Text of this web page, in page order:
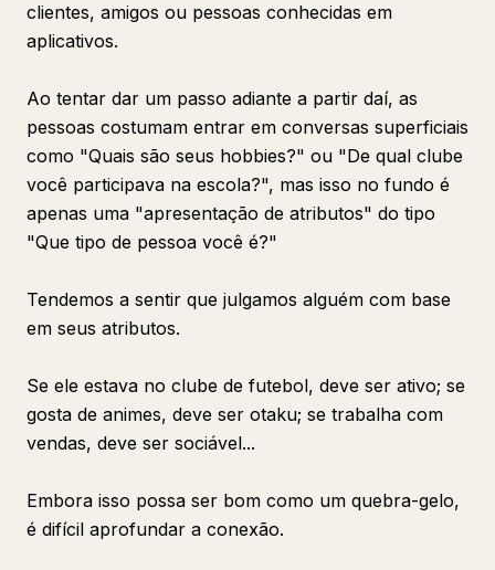
clientes, amigos ou pessoas conhecidas em
aplicativos.
Ao tentar dar um passo adiante a partir daí, as
pessoas costumam entrar em conversas superficiais
como "Quais são seus hobbies?" ou "De qual clube
você participava na escola?", mas isso no fundo é
apenas uma "apresentação de atributos" do tipo
"Que tipo de pessoa você é?"
Tendemos a sentir que julgamos alguém com base
em seus atributos.
Se ele estava no clube de futebol, deve ser ativo; se
gosta de animes, deve ser otaku; se trabalha com
vendas, deve ser sociável...
Embora isso possa ser bom como um quebra-gelo,
é difícil aprofundar a conexão.